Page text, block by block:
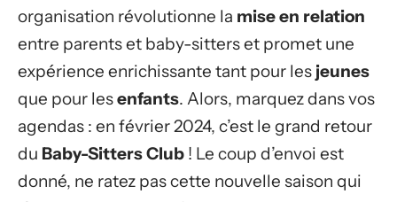
organisation révolutionne la mise en relation
entre parents et baby-sitters et promet une
expérience enrichissante tant pour les jeunes
que pour lesenfants. Alors, marquez dans vos
agendas : en février 2024, c’est le grand retour
du Baby-Sitters Club ! Le coup d’envoi est
donné, ne ratez pas cette nouvelle saison qui